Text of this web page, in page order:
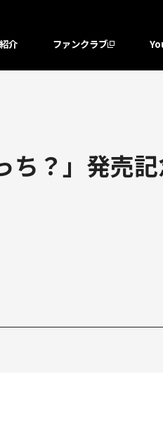
介 ファンクラブ
ち？」発売